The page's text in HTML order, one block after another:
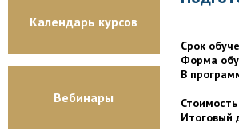
Календарь курсов
Вебинары
Срок
Форма
В
Итоговый